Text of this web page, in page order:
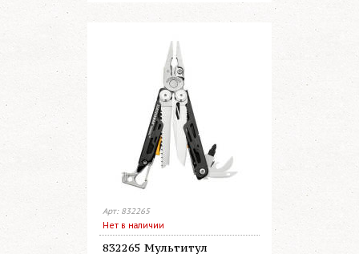
Арт: 832265
Нет в наличии
832265 Мультитул